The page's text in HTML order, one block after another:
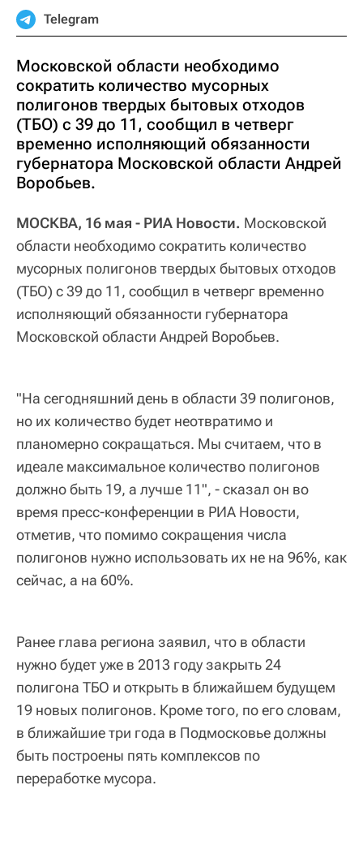
Telegram
Московской области необходимо
сократить количество мусорных
полигонов твердых бытовых отходов
(ТБО) с 39 до 11, сообщил в четверг
временно исполняющий обязанности
губернатора Московской области Андрей
Воробьев.
МОСКВА, 16 мая - РИА Новости. Московской
области необходимо сократить количество
мусорных полигонов твердых бытовых отходов
(ТБО) с 39 до 11, сообщил в четверг временно
исполняющий обязанности губернатора
Московской области Андрей Воробьев.
"На сегодняшний день в области 39 полигонов,
но их количество будет неотвратимо и
планомерно сокращаться. Мы считаем, что в
идеале максимальное количество полигонов
должно быть 19, а лучше 11", - сказал он во
время пресс-конференции в РИА Новости,
отметив, что помимо сокращения числа
полигонов нужно использовать их не на 96%, как
сейчас, а на 60%.
Ранее глава региона заявил, что в области
нужно будет уже в 2013 году закрыть 24
полигона ТБО и открыть в ближайшем будущем
19 новых полигонов. Кроме того, по его словам,
в ближайшие три года в Подмосковье должны
быть построены пять комплексов по
переработке мусора.